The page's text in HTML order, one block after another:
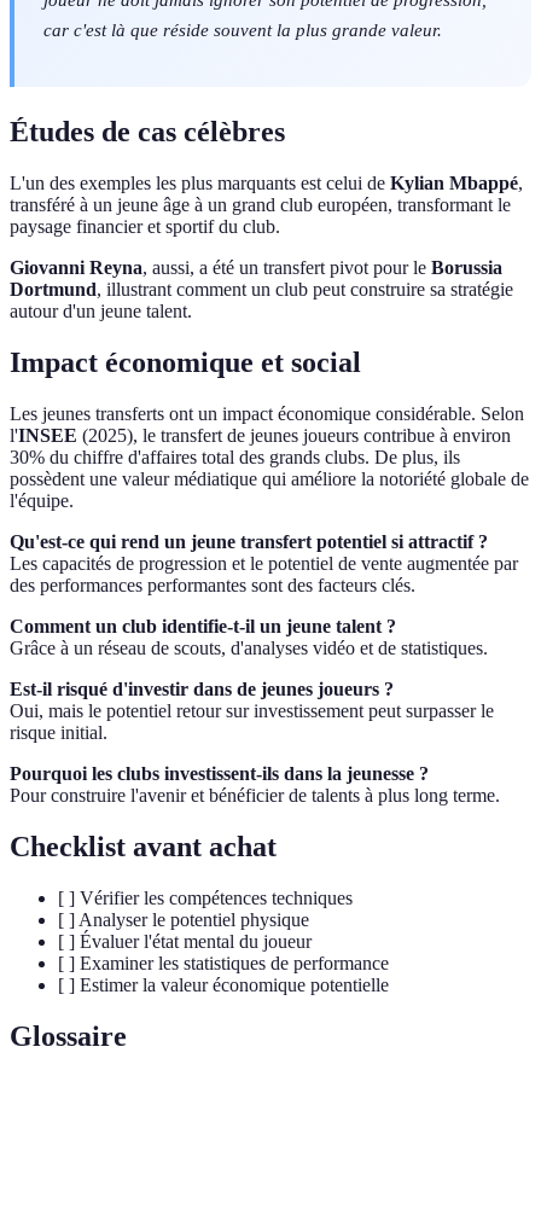
car c'est là que réside souvent la plus grande valeur.
Études de cas célèbres
L'un des exemples les plus marquants est celui de Kylian Mbappé,
transféré à un jeune âge à un grand club européen, transformant le
paysage financier et sportif du club.
Giovanni Reyna, aussi, a été un transfert pivot pour le Borussia
Dortmund, illustrant comment un club peut construire sa stratégie
autour d'un jeune talent.
Impact économique et social
Les jeunes transferts ont un impact économique considérable. Selon
l'INSEE (2025), le transfert de jeunes joueurs contribue à environ
30% du chiffre d'affaires total des grands clubs. De plus, ils
possèdent une valeur médiatique qui améliore la notoriété globale de
l'équipe.
Qu'est-ce qui rend un jeune transfert potentiel si attractif ?
Les capacités de progression et le potentiel de vente augmentée par
des performances performantes sont des facteurs clés.
Comment un club identifie-t-il un jeune talent ?
Grâce à un réseau de scouts, d'analyses vidéo et de statistiques.
Est-il risqué d'investir dans de jeunes joueurs ?
Oui, mais le potentiel retour sur investissement peut surpasser le
risque initial.
Pourquoi les clubs investissent-ils dans la jeunesse ?
Pour construire l'avenir et bénéficier de talents à plus long terme.
Checklist avant achat
[ ] Vérifier les compétences techniques
[ ] Analyser le potentiel physique
[ ] Évaluer l'état mental du joueur
[ ] Examiner les statistiques de performance
[ ] Estimer la valeur économique potentielle
Glossaire